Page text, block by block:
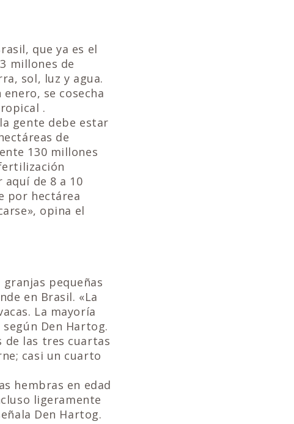
que ya es el
millones de
sol, luz y agua.
se cosecha
.
gente debe estar
de
130 millones
de 8 a 10
por hectárea
opina el
granjas pequeñas
en Brasil. «La
La mayoría
Den Hartog.
de las tres cuartas
casi un cuarto
hembras en edad
ligeramente
Den Hartog.